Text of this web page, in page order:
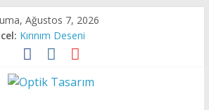
Ağustos 7, 2026
Kırınım Deseni
X- Işını Darbesi
Canlı Dokudan Geçen Işık